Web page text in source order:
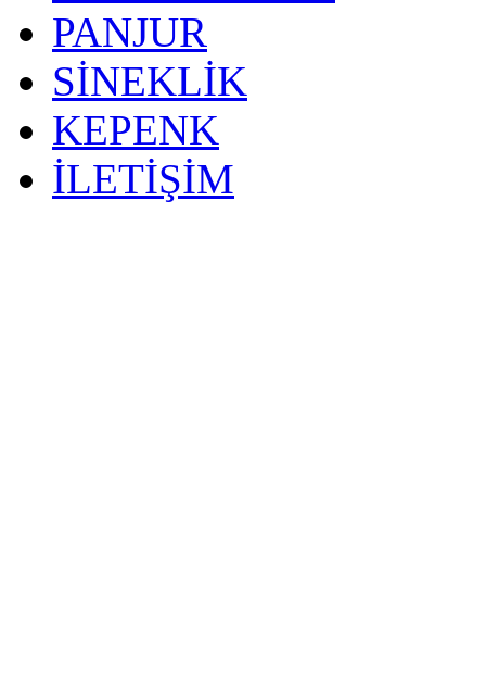
PANJUR
SİNEKLİK
KEPENK
İLETİŞİM